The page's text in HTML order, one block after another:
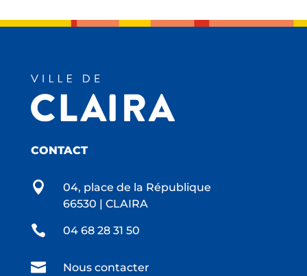
CONTACT

04, place de la République
66530 | CLAIRA
 04 68 28 31 50
 Nous contacter